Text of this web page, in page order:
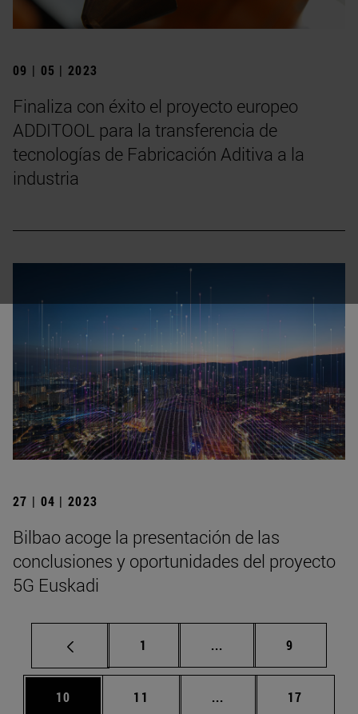
09 | 05 | 2023
Finaliza con éxito el proyecto europeo
ADDITOOL para la transferencia de
tecnologías de Fabricación Aditiva a la
industria
27 | 04 | 2023
Bilbao acoge la presentación de las
conclusiones y oportunidades del proyecto
5G Euskadi
Página
1 ... Páginas intermedias
Página
9
Página
10 Página
11 ... Páginas intermedias
Página
17